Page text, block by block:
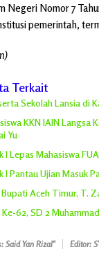
Negeri Nomor 7
pemerintah,
Terkait
Sekolah Lansia di
KKN IAIN Langsa
Yu
I Lepas Mahasiswa
I Pantau Ujian Masuk
Aceh Timur, T.
62, SD 2
Said Yan Rizal" Editor: